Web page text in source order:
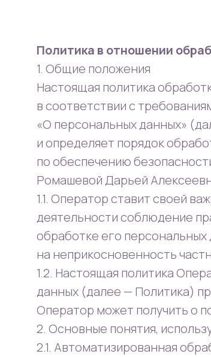
Политика в отношении
1. Общие положения
Настоящая политика
в соответствии с
«О персональных данных»
и определяет порядок
по обеспечению
Ромашевой Дарьей
1.1. Оператор ставит своей
деятельности соблюдение
обработке его
на неприкосновенность
1.2. Настоящая политика
данных (далее — Политика)
Оператор может получить о
2. Основные понятия,
2.1. Автоматизированная